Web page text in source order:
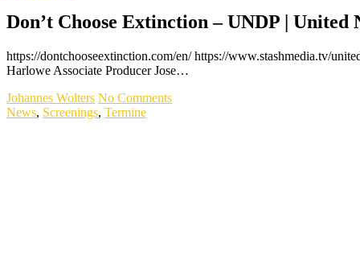
Don’t Choose Extinction – UNDP |
https://dontchooseextinction.com/en/ https://www.stashmedia.tv/
Harlowe Associate Producer Jose…
Johannes Wolters No Comments
News, Screenings, Termine